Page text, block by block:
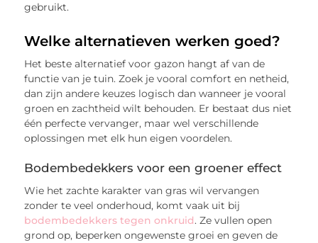
gebruikt.
Welke alternatieven werken goed?
Het beste alternatief voor gazon hangt af van de
functie van je tuin. Zoek je vooral comfort en netheid,
dan zijn andere keuzes logisch dan wanneer je vooral
groen en zachtheid wilt behouden. Er bestaat dus niet
één perfecte vervanger, maar wel verschillende
oplossingen met elk hun eigen voordelen.
Bodembedekkers voor een groener effect
Wie het zachte karakter van gras wil vervangen
zonder te veel onderhoud, komt vaak uit bij
bodembedekkers tegen onkruid. Ze vullen open
grond op, beperken ongewenste groei en geven de